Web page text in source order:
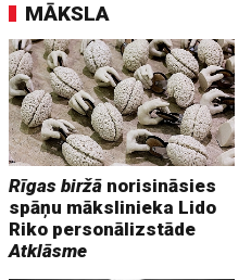
MĀKSLA
Rīgas biržā norisināsies
spāņu mākslinieka Lido
Riko personālizstāde
Atklāsme